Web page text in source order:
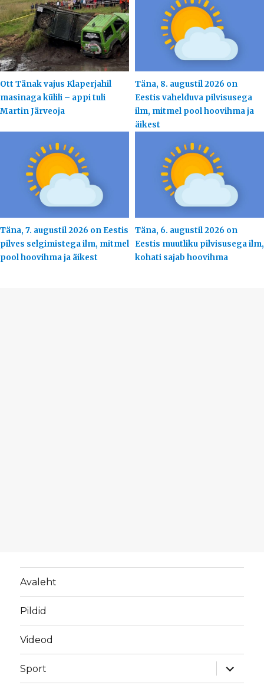
Ott Tänak vajus Klaperjahil
masinaga külili – appi tuli
Martin Järveoja
Täna, 8. augustil 2026 on
Eestis vahelduva pilvisusega
ilm, mitmel pool hoovihma ja
äikest
Täna, 7. augustil 2026 on Eestis
pilves selgimistega ilm, mitmel
pool hoovihma ja äikest
Täna, 6. augustil 2026 on
Eestis muutliku pilvisusega ilm,
kohati sajab hoovihma
Avaleht
Pildid
Videod
Sport
laienda